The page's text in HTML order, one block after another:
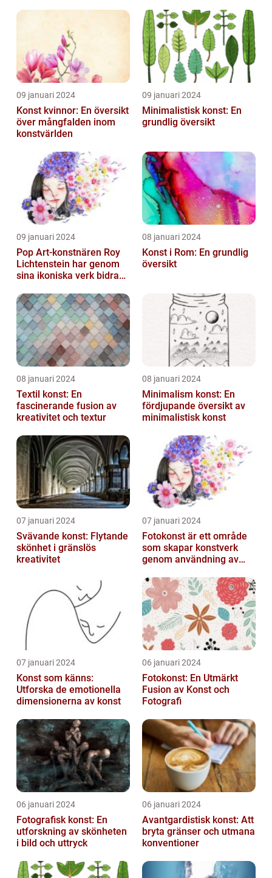
Utbildningsanstalter inom
09 januari 2024
Konst kvinnor: En översikt
över mångfalden inom
konstvärlden
09 januari 2024
Minimalistisk konst: En
grundlig översikt
09 januari 2024
Pop Art-konstnären Roy
Lichtenstein har genom
sina ikoniska verk bidragit
08 januari 2024
Konst i Rom: En grundlig
översikt
08 januari 2024
Textil konst: En
fascinerande fusion av
kreativitet och textur
08 januari 2024
Minimalism konst: En
fördjupande översikt av
minimalistisk konst
07 januari 2024
Svävande konst: Flytande
skönhet i gränslös
kreativitet
07 januari 2024
Fotokonst är ett område
som skapar konstverk
genom användning av
07 januari 2024
Konst som känns:
Utforska de emotionella
dimensionerna av konst
06 januari 2024
Fotokonst: En Utmärkt
Fusion av Konst och
Fotografi
06 januari 2024
Fotografisk konst: En
utforskning av skönheten
i bild och uttryck
06 januari 2024
Avantgardistisk konst: Att
bryta gränser och utmana
konventioner